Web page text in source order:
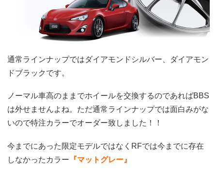
通常ラインナップではダイアモンドシルバー、ダイアモン
ドブラックです。
ノーマル車高のままでホイールを交換するのであればBBS
は外せませんよね。ただ通常ラインナップでは面白みがな
いので特注カラーでオーダー致しました！！
今までにあった限定モデルではなくRFでは今までに存在
しなかったカラー 『マットグレー』